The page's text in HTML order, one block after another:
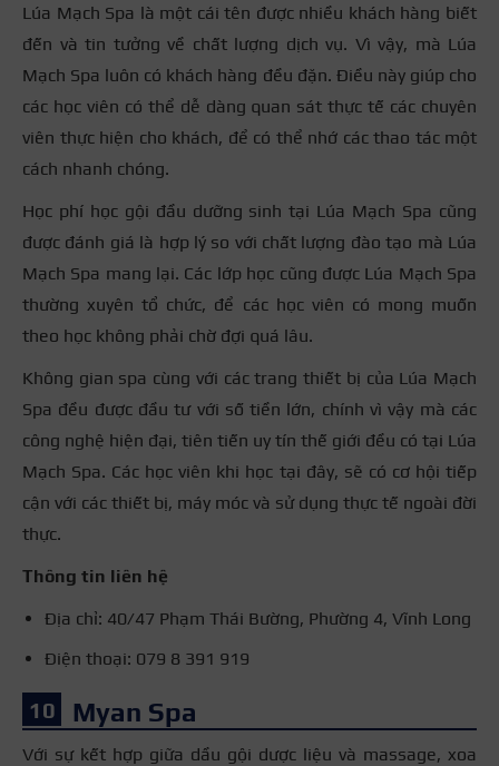
Lúa Mạch Spa là một cái tên được nhiều khách hàng biết
đến và tin tưởng về chất lượng dịch vụ. Vì vậy, mà Lúa
Mạch Spa luôn có khách hàng đều đặn. Điều này giúp cho
các học viên có thể dễ dàng quan sát thực tế các chuyên
viên thực hiện cho khách, để có thể nhớ các thao tác một
cách nhanh chóng.
Học phí học gội đầu dưỡng sinh tại Lúa Mạch Spa cũng
được đánh giá là hợp lý so với chất lượng đào tạo mà Lúa
Mạch Spa mang lại. Các lớp học cũng được Lúa Mạch Spa
thường xuyên tổ chức, để các học viên có mong muốn
theo học không phải chờ đợi quá lâu.
Không gian spa cùng với các trang thiết bị của Lúa Mạch
Spa đều được đầu tư với số tiền lớn, chính vì vậy mà các
công nghệ hiện đại, tiên tiến uy tín thế giới đều có tại Lúa
Mạch Spa. Các học viên khi học tại đây, sẽ có cơ hội tiếp
cận với các thiết bị, máy móc và sử dụng thực tế ngoài đời
thực.
Thông tin liên hệ
Địa chỉ: 40/47 Phạm Thái Bường, Phường 4, Vĩnh Long
Điện thoại: 079 8 391 919
Myan Spa
Với sự kết hợp giữa dầu gội dược liệu và massage, xoa